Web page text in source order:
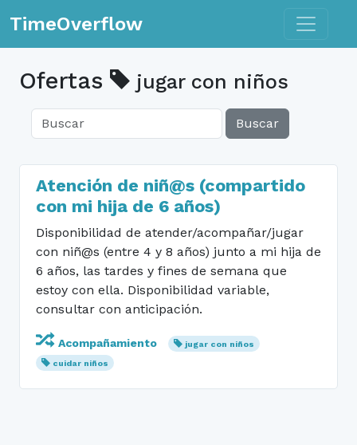
TimeOverflow Toggle
Ofertas jugar con niños
Buscar
Atención de niñ@s (compartido
con mi hija de 6 años)
Disponibilidad de atender/acompañar/jugar
con niñ@s (entre 4 y 8 años) junto a mi hija de
6 años, las tardes y fines de semana que
estoy con ella. Disponibilidad variable,
consultar con anticipación.
Acompañamiento
jugar con niños
cuidar niños